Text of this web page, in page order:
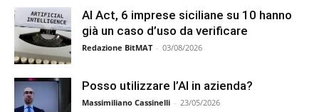
AI Act, 6 imprese siciliane su 10 hanno
già un caso d’uso da verificare
Redazione BitMAT - 03/08/2026
Posso utilizzare l’AI in azienda?
Massimiliano Cassinelli - 23/05/2026